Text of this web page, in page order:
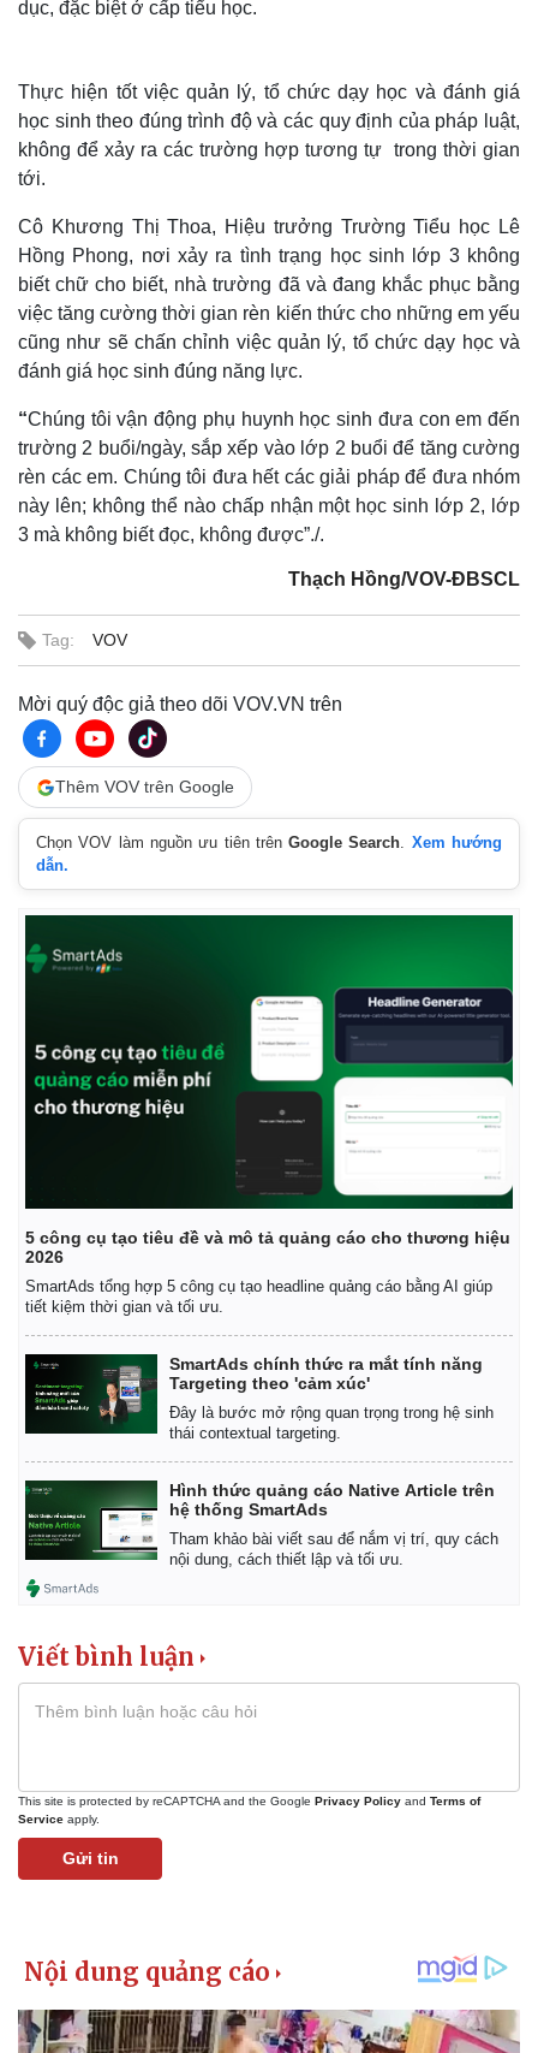
Thế giới
Cuộc sống đó đây
Hồ sơ
Ảnh
E-Magazine
Infographic
Kinh tế
Bất động sản
Khởi nghiệp
Thị trường
Giá vàng
Tỷ giá
Chứng khoán
Giá cà phê
dục, đặc biệt ở cấp tiểu học.
Thực hiện tốt việc quản lý, tổ chức dạy học và đánh giá
học sinh theo đúng trình độ và các quy định của pháp luật,
không để xảy ra các trường hợp tương tự trong thời gian
tới.
Cô Khương Thị Thoa, Hiệu trưởng Trường Tiểu học Lê
Hồng Phong, nơi xảy ra tình trạng học sinh lớp 3 không
biết chữ cho biết, nhà trường đã và đang khắc phục bằng
việc tăng cường thời gian rèn kiến thức cho những em yếu
cũng như sẽ chấn chỉnh việc quản lý, tổ chức dạy học và
đánh giá học sinh đúng năng lực.
“Chúng tôi vận động phụ huynh học sinh đưa con em đến
trường 2 buổi/ngày, sắp xếp vào lớp 2 buổi để tăng cường
rèn các em. Chúng tôi đưa hết các giải pháp để đưa nhóm
này lên; không thể nào chấp nhận một học sinh lớp 2, lớp
3 mà không biết đọc, không được”./.
Thạch Hồng/VOV-ĐBSCL
Tag: VOV
Mời quý độc giả theo dõi VOV.VN trên
Thêm VOV trên Google
Chọn VOV làm nguồn ưu tiên trênGoogle Search. Xem hướng
dẫn.
5 công cụ tạo tiêu đề và mô tả quảng cáo cho thương hiệu
2026
SmartAds tổng hợp 5 công cụ tạo headline quảng cáo bằng AI giúp
tiết kiệm thời gian và tối ưu.
SmartAds chính thức ra mắt tính năng
Targeting theo 'cảm xúc'
Đây là bước mở rộng quan trọng trong hệ sinh
thái contextual targeting.
Hình thức quảng cáo Native Article trên
hệ thống SmartAds
Tham khảo bài viết sau để nắm vị trí, quy cách
nội dung, cách thiết lập và tối ưu.
Viết bình luận
This site is protected by reCAPTCHA and the Google Privacy Policy and Terms of
Service apply.
Gửi tin